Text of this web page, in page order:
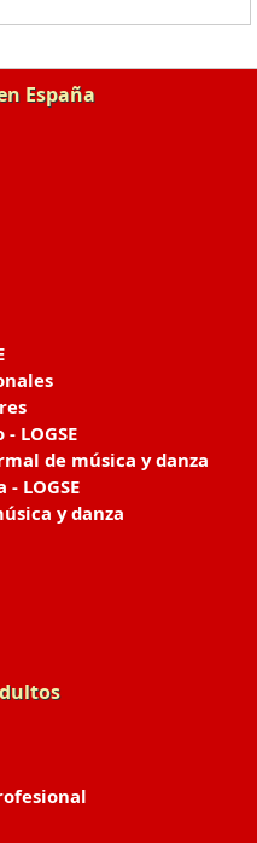
España
LOGSE
de música y danza
LOGSE
y danza